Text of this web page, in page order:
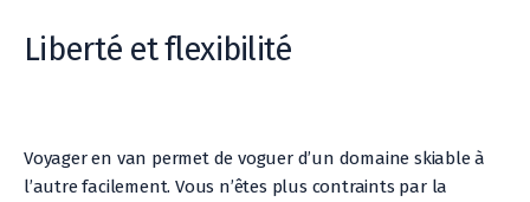
Liberté et flexibilité
Voyager en van permet de voguer d’un domaine skiable à
l’autre facilement. Vous n’êtes plus contraints par la